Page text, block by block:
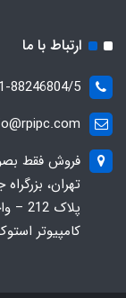
ارتباط با ما
5 021-88241816/17
فروش فقط
تهران،
کامپیوتر